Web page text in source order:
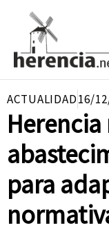
contenido
ACTUALIDAD16/
para